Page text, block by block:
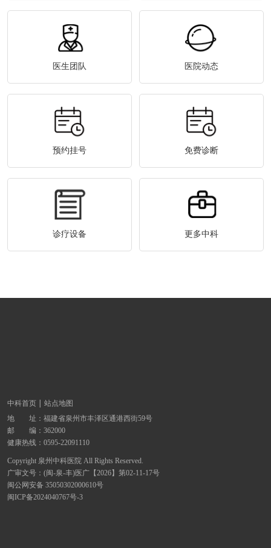
医生团队 医院动态
预约挂号 免费诊断
诊疗设备 更多中科
中科首页
站点地图
地 址： 福建省泉州市丰泽区通港西街59号
邮 编：362000
健康热线： 0595-22091110
Copyright 泉州中科医院 All Rights Reserved.
广审文号：(闽-泉-丰)医广【2026】第02-11-17号
闽公网安备 35050302000610号
闽ICP备2024040767号-3